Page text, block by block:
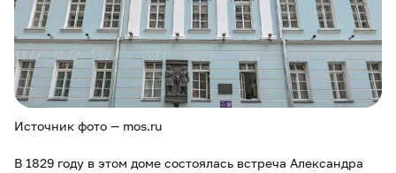
Источник фото — mos.ru
В 1829 году в этом доме состоялась встреча Александра